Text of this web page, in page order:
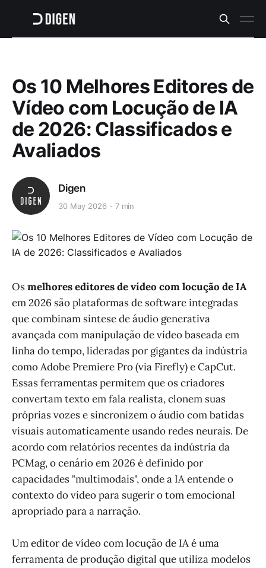
Os 10 Melhores Editores de
Vídeo com Locução de IA
de 2026: Classificados e
Avaliados
Digen
30 May 2026 7 min
Osmelhores editores de vídeo com locução de IA
em 2026 são plataformas de software integradas
que combinam síntese de áudio generativa
avançada com manipulação de vídeo baseada em
linha do tempo, lideradas por gigantes da indústria
como Adobe Premiere Pro (via Firefly) e CapCut.
Essas ferramentas permitem que os criadores
convertam texto em fala realista, clonem suas
próprias vozes e sincronizem o áudio com batidas
visuais automaticamente usando redes neurais. De
acordo com relatórios recentes da indústria da
PCMag, o cenário em 2026 é definido por
capacidades "multimodais", onde a IA entende o
contexto do vídeo para sugerir o tom emocional
apropriado para a narração.
Um editor de vídeo com locução de IA é uma
ferramenta de produção digital que utiliza modelos